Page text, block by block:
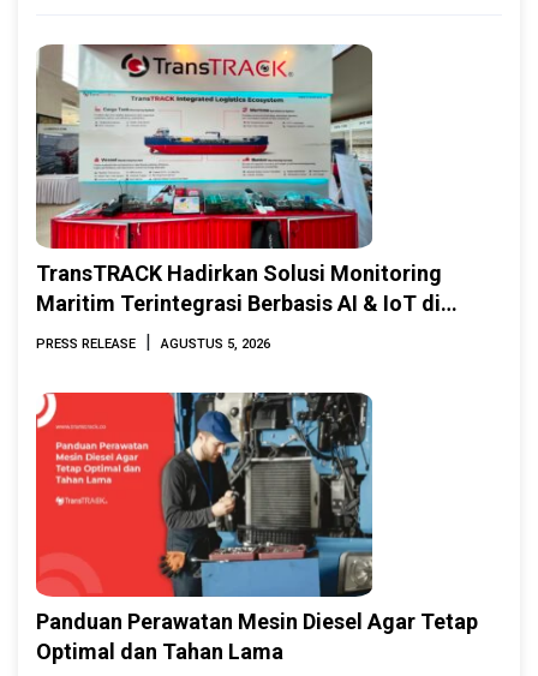
TransTRACK Hadirkan Solusi Monitoring
Maritim Terintegrasi Berbasis AI & IoT di
Indonesia Marine & Offshore Expo (IMOX)
PRESS RELEASE | AGUSTUS 5, 2026
Panduan Perawatan Mesin Diesel Agar Tetap
Optimal dan Tahan Lama